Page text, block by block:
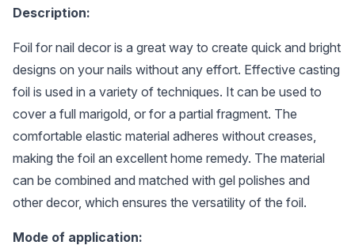
Description:
Foil for nail decor is a great way to create quick and bright
designs on your nails without any effort. Effective casting
foil is used in a variety of techniques. It can be used to
cover a full marigold, or for a partial fragment. The
comfortable elastic material adheres without creases,
making the foil an excellent home remedy. The material
can be combined and matched with gel polishes and
other decor, which ensures the versatility of the foil.
Mode of application: